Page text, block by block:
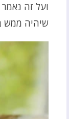
ועל זה
שיהיה ממש